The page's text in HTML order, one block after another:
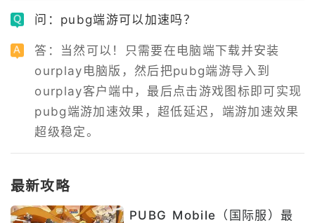
问：pubg端游可以加速吗？
答：当然可以！只需要在电脑端下载并安装
ourplay电脑版，然后把pubg端游导入到
ourplay客户端中，最后点击游戏图标即可实现
pubg端游加速效果，超低延迟，端游加速效果
超级稳定。
最新攻略
PUBG Mobile（国际服）最